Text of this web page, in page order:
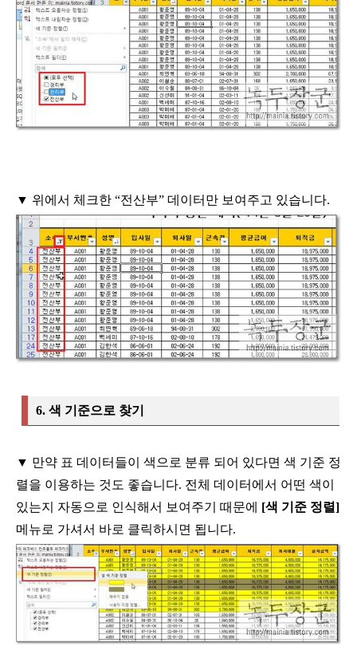
▼ 위에서 체크한 “전산부” 데이터만 보여주고 있습니다.
6. 색 기준으로 찾기
▼ 만약 표 데이터들이 색으로 분류 되어 있다면 색 기준 정
렬을 이용하는 것도 좋습니다. 전체 데이터에서 어떤 색이
있는지 자동으로 인식해서 보여주기 때문에 [색 기준 정렬]
메뉴로 가셔서 바로 클릭하시면 됩니다.